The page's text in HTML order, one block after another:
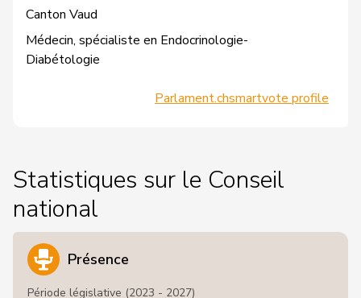
Canton Vaud
Médecin, spécialiste en Endocrinologie-
Diabétologie
Parlament.chsmartvote profile
Statistiques sur le Conseil
national
Présence
Période législative (2023 - 2027)